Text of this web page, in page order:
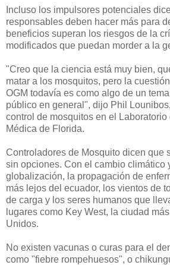
Incluso los impulsores potenciales
responsables deben hacer más para
beneficios superan los riesgos de la
modificados que puedan morder a la
"Creo que la ciencia está muy bien,
matar a los mosquitos, pero la
OGM todavía es como algo de un
público en general", dijo Phil Lounibos
control de mosquitos en el Laboratorio
Médica de Florida.
Controladores de Mosquito dicen que
sin opciones. Con el cambio climático
globalización, la propagación de
más lejos del ecuador, los vientos de
de carga y los seres humanos que
lugares como Key West, la ciudad
Unidos.
No existen vacunas o curas para el
como "fiebre rompehuesos", o